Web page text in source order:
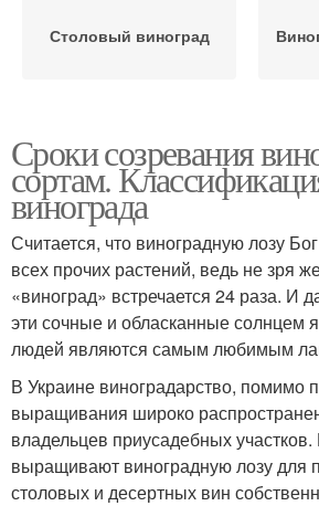
Столовый виноград
полосы
Сроки созревания
сортам.
винограда
Считается, что виноградную лозу
всех прочих растений, ведь не зря
«виноград» встречается 24 раза. И
эти сочные и обласканные солнцем
людей являются самым любимым
В Украине виноградарство, помимо
выращивания широко
владельцев приусадебных
выращивают виноградную лозу для
столовых и десертных вин